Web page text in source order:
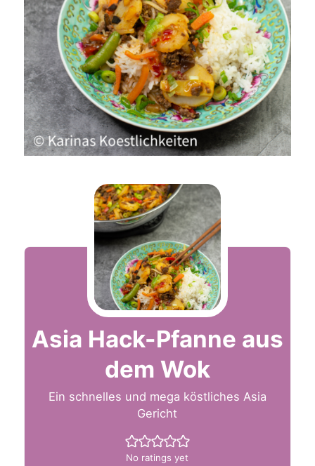
Asia Hack-Pfanne aus
dem Wok
Ein schnelles und mega köstliches Asia
Gericht
No ratings yet